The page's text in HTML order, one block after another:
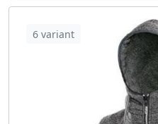
6 variant